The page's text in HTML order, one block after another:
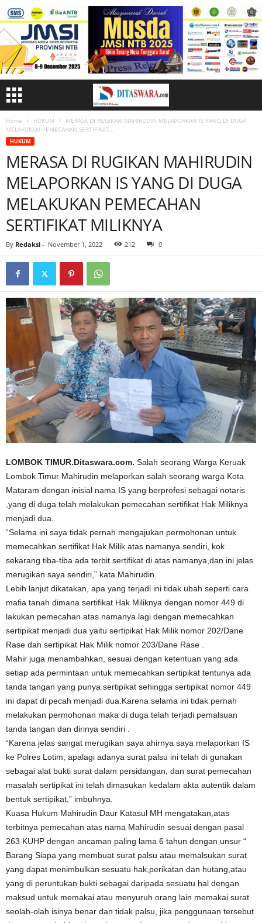
Home HUKUM
MERASA DI RUGIKAN MAHIRUDIN MELAPORKAN IS YANG DI DUGA
MELAKUKAN PEMECAHAN SERTIFIKAT...
HUKUM
MERASA DI RUGIKAN MAHIRUDIN
MELAPORKAN IS YANG DI DUGA
MELAKUKAN PEMECAHAN
SERTIFIKAT MILIKNYA
By Redaksi - November 1, 2022 212 0
LOMBOK TIMUR.Ditaswara.com. Salah seorang Warga Keruak
Lombok Timur Mahirudin melaporkan salah seorang warga Kota
Mataram dengan inisial nama IS yang berprofesi sebagai notaris
,yang di duga telah melakukan pemecahan sertifikat Hak Miliknya
menjadi dua.
“Selama ini saya tidak pernah mengajukan permohonan untuk
memecahkan sertifikat Hak Milik atas namanya sendiri, kok
sekarang tiba-tiba ada terbit sertifikat di atas namanya,dan ini jelas
merugikan saya sendiri,” kata Mahirudin.
Lebih lanjut dikatakan, apa yang terjadi ini tidak ubah seperti cara
mafia tanah dimana sertifikat Hak Miliknya dengan nomor 449 di
lakukan pemecahan atas namanya lagi dengan memecahkan
sertipikat menjadi dua yaitu sertipikat Hak Milik nomor 202/Dane
Rase dan sertipikat Hak Milik nomor 203/Dane Rase .
Mahir juga menambahkan, sesuai dengan ketentuan yang ada
setiap ada permintaan untuk memecahkan sertipikat tentunya ada
tanda tangan yang punya sertipikat sehingga sertipikat nomor 449
ini dapat di pecah menjadi dua.Karena selama ini tidak pernah
melakukan permohonan maka di duga telah terjadi pemalsuan
tanda tangan dan dirinya sendiri .
“Karena jelas sangat merugikan saya ahirnya saya melaporkan IS
ke Polres Lotim, apalagi adanya surat palsu ini telah di gunakan
sebagai alat bukti surat dalam persidangan, dan surat pemecahan
masalah sertipikat ini telah dimasukan kedalam akta autentik dalam
bentuk sertipikat,” imbuhnya.
Kuasa Hukum Mahirudin Daur Katasul MH mengatakan,atas
terbitnya pemecahan atas nama Mahirudin sesuai dengan pasal
263 KUHP dengan ancaman paling lama 6 tahun dengan unsur “
Barang Siapa yang membuat surat palsu atau memalsukan surat
yang dapat menimbulkan sesuatu hak,perikatan dan hutang,atau
yang di peruntukan bukti sebagai daripada sesuatu hal dengan
maksud untuk memakai atau menyuruh orang lain memakai surat
seolah-olah isinya benar dan tidak palsu, jika penggunaan tersebut